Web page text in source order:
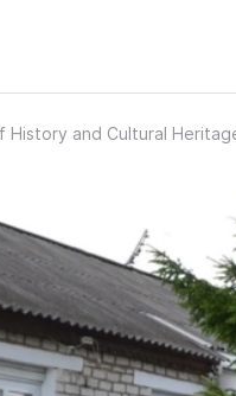
History and Cultural